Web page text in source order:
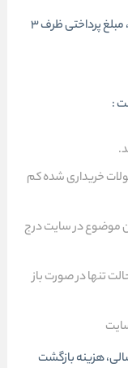
در صورت انصراف از خرید و کنسل کردن سفارش، مبلغ پرداختی ظرف 3
:
خریداری شده کم
زیر 4 ماه باشد و این موضوع در سایت درج
تنها در صورت باز
هزینه بازگشت